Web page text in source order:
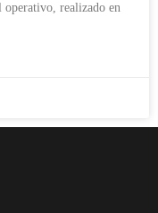
operativo, realizado en